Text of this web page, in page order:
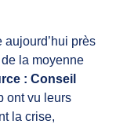
aujourd’hui près
la moyenne
: Conseil
ont vu leurs
la crise,